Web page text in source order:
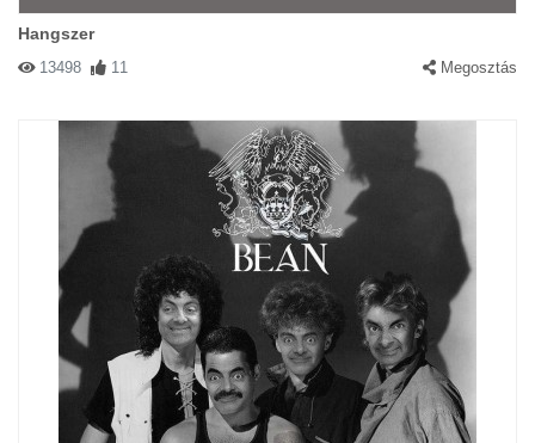
Hangszer
13498 11 Megosztás